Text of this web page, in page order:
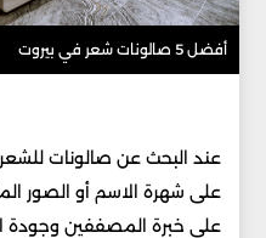
أفضل 5 صالونات شعر في بيروت
عند البحث عن صالونات
على شهرة الاسم أو الصور
على خبرة المصففين وجودة